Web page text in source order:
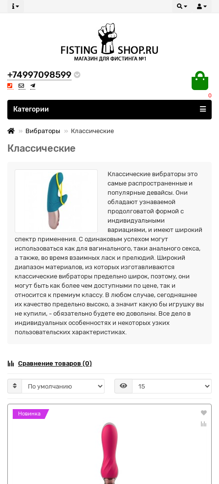
+74997098599
0
Все категории
Категории
Вибраторы Классические
Классические
Классические вибраторы это
самые распространенные и
популярные девайсы. Они
обладают узнаваемой
продолговатой формой с
индивидуальными
вариациями, и имеют широкий
спектр применения. С одинаковым успехом могут
использоваться как для вагинального, таки анального секса,
а также, во время взаимных ласк и прелюдий. Широкий
диапазон материалов, из которых изготавливаются
классические вибраторы предельно широк, поэтому, они
могут быть как более чем доступными по цене, так и
относится к премиум классу. В любом случае, сегодняшнее
их качество предельно высоко, а значит какую бы игрушку вы
не купили, - обязательно будете ею довольны. Все дело в
индивидуальных особенностях и некоторых узких
пользовательских характеристиках.
Сравнение товаров (0)
Новинка